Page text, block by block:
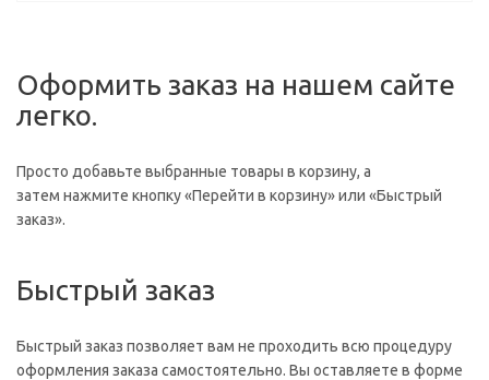
Оформить заказ на нашем сайте
легко.
Просто добавьте выбранные товары в корзину, а
затем нажмите кнопку «Перейти в корзину» или «Быстрый
заказ».
Быстрый заказ
Быстрый заказ позволяет вам не проходить всю процедуру
оформления заказа самостоятельно. Вы оставляете в форме